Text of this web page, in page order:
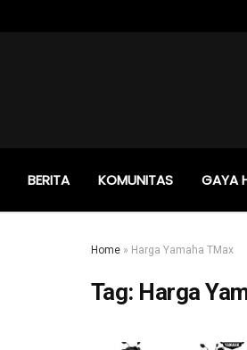
BERITA KOMUNITAS GAYA
Home » Harga Yamaha TMax
Tag: Harga